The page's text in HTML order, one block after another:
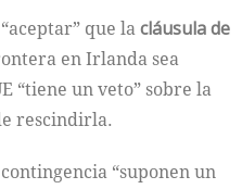
que lacláusula de
en Irlanda sea
“tiene un veto” sobre la
rescindirla.
“suponen un